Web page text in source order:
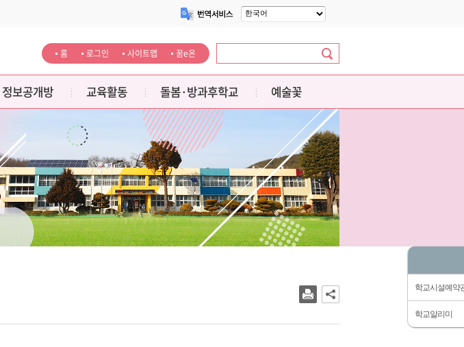
홈 로그인 사이트맵 꿈e온
정보공개방 교육활동 돌봄·방과후학교 예술꽃
학교시설예약
학교알리미